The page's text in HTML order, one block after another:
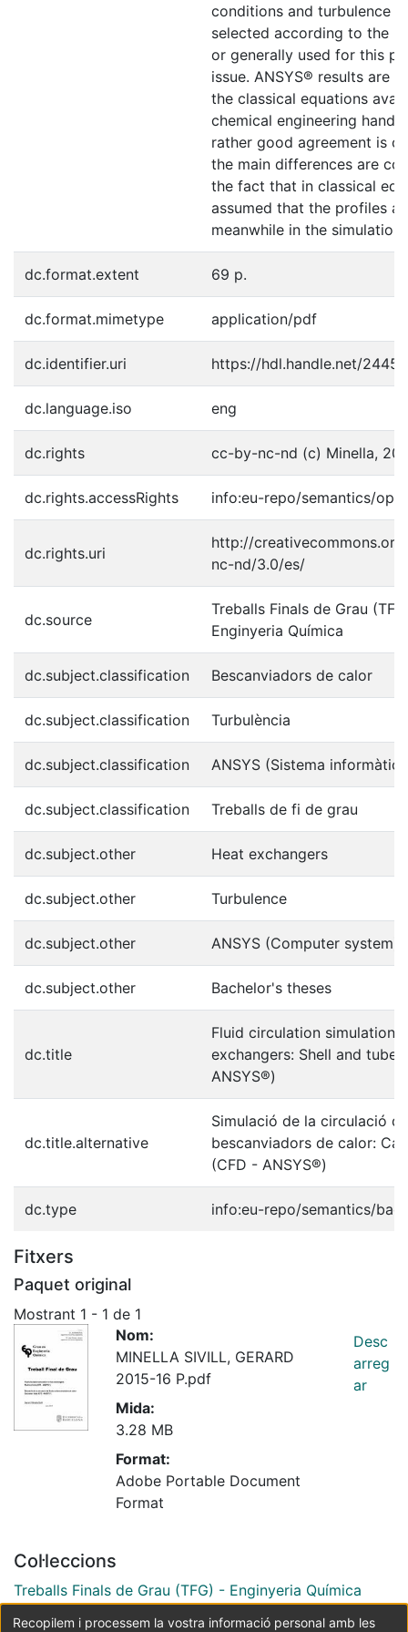
conditions and turbulence
selected according to the
or generally used for this
issue. ANSYS® results are
the classical equations
chemical engineering
rather good agreement is
the main differences are
the fact that in classical
assumed that the profiles
meanwhile in the
dc.format.extent 69 p.
dc.format.mimetype application/pdf
dc.identifier.uri https://hdl.handle.net/2445/
dc.language.iso eng
dc.rights cc-by-nc-nd (c) Minella,
dc.rights.accessRights info:eu-repo/semantics/
dc.rights.uri
http://
nc-nd/3.0/es/
dc.source
Treballs Finals de Grau
Enginyeria Química
dc.subject.classification Bescanviadors de calor
dc.subject.classification Turbulència
dc.subject.classification ANSYS (Sistema informàtic)
dc.subject.classification Treballs de fi de grau
dc.subject.other Heat exchangers
dc.subject.other Turbulence
dc.subject.other ANSYS (Computer system)
dc.subject.other Bachelor's theses
dc.title
Fluid circulation simulation
exchangers: Shell and tube
ANSYS®)
dc.title.alternative
Simulació de la circulació
bescanviadors de calor:
(CFD - ANSYS®)
dc.type info:eu-repo/semantics/
Fitxers
Paquet original
Mostrant 1 - 1 de 1
Nom:
MINELLA SIVILL, GERARD
2015-16 P.pdf
Mida:
3.28 MB
Format:
Adobe Portable Document
Format
Desc
arreg
ar
Col·leccions
Treballs Finals de Grau (TFG) - Enginyeria Química
Recopilem i processem la vostra informació personal amb les